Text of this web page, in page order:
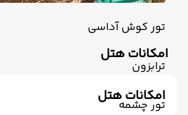
تور کوش آداسی
ترابزون
تور چشمه
امکانات هتل
امکانات هتل